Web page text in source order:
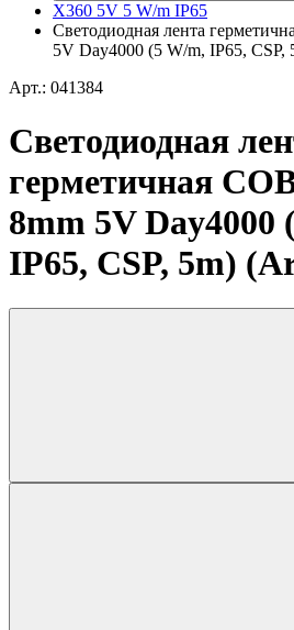
X360 5V 5 W/m IP65
Светодиодная лента
5V Day4000 (5 W/m, IP65, CSP,
Арт.: 041384
Светодиодная
герметичная
8mm 5V Day4000
IP65, CSP, 5m)